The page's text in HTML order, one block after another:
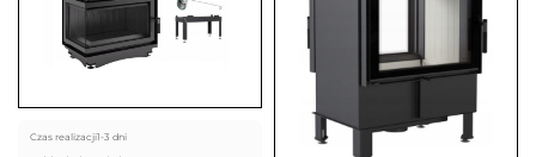
Czas realizacji1-3 dni